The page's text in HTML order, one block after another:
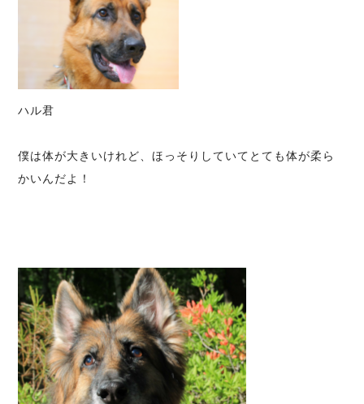
ハル君
僕は体が大きいけれど、ほっそりしていてとても体が柔ら
かいんだよ！